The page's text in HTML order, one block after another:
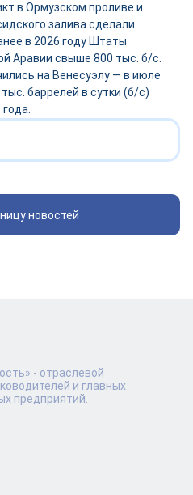
в Ормузском проливе и
залива сделали
в 2026 году Штаты
Аравии свыше 800 тыс. б/с.
на Венесуэлу — в июле
баррелей в сутки (б/с)
новостей
- отраслевой
и главных
предприятий.